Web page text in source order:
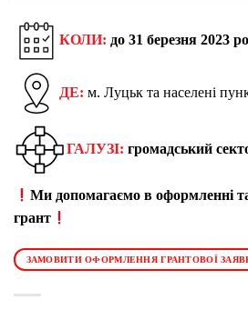
КОЛИ: до 31 березня 2023
ДЕ: м. Луцьк та населені
ГАЛУЗІ: громадський
Ми допомагаємо в оформленні
грант
ЗАМОВИТИ ОФОРМЛЕННЯ ГРАНТОВОЇ